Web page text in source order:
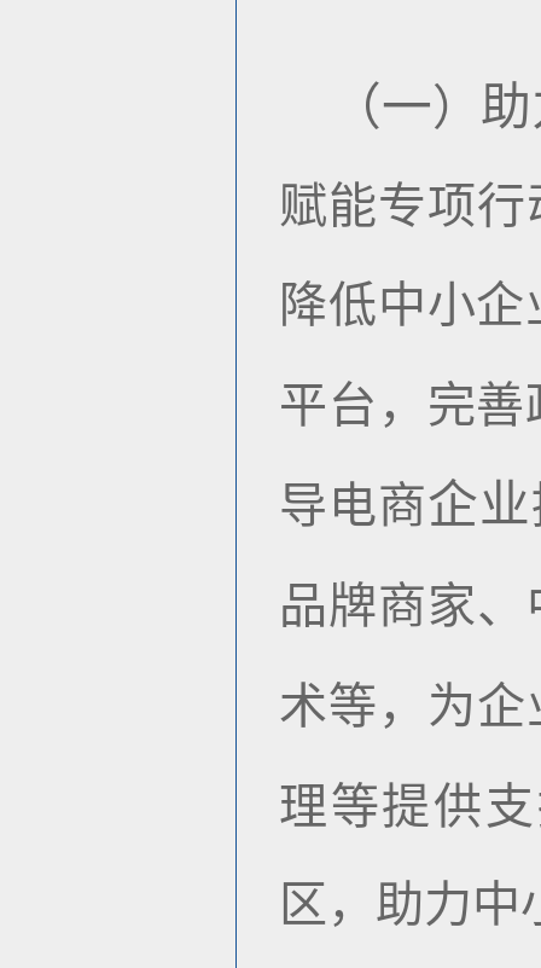
（一）
赋能专项
降低中小
平台，完
导电商企业
品牌商家
术等，为
理等提供
区，助力